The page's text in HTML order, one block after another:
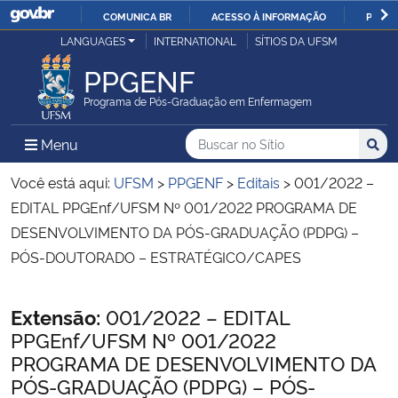
IR
COMUNICA BR ACESSO À INFORMAÇÃO
Ministério da Justiça e Segurança Pública
Ministério da Defesa
Ministério das Relações Exteriores
Ministério da Economia
Ministério da Agricultura, Pecuária e Abastecimento
Ministério da Educação
LANGUAGES INTERNATIONAL SÍTIOS DA UFSM
PPGENF
Programa de Pós-Graduação em Enfermagem
Menu Menu Principal do Sítio
Busca
Buscar no no Sítio
Busca:
Você está aqui: UFSM > PPGENF > Editais >001/2022 –
EDITAL PPGEnf/UFSM Nº 001/2022 PROGRAMA DE
DESENVOLVIMENTO DA PÓS-GRADUAÇÃO (PDPG) –
PÓS-DOUTORADO – ESTRATÉGICO/CAPES
Início do conteúdo
Extensão: 001/2022 – EDITAL
PPGEnf/UFSM Nº 001/2022
PROGRAMA DE DESENVOLVIMENTO DA
PÓS-GRADUAÇÃO (PDPG) – PÓS-